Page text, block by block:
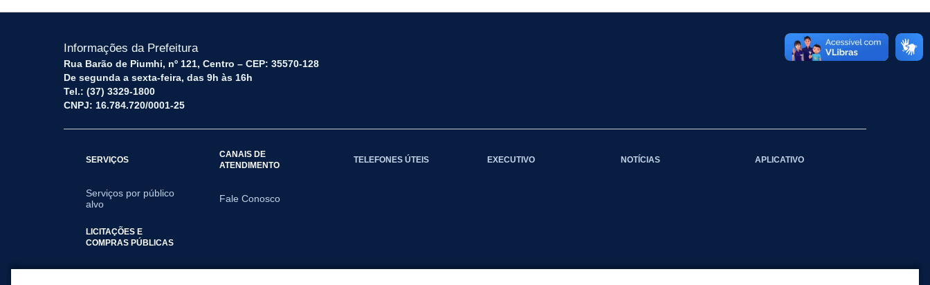
Informações da Prefeitura
Rua Barão de Piumhi, nº 121, Centro – CEP: 35570-128
De segunda a sexta-feira, das 9h às 16h
Tel.: (37) 3329-1800
CNPJ: 16.784.720/0001-25
SERVIÇOS
Serviços por público
alvo
CANAIS DE
ATENDIMENTO
Fale Conosco
TELEFONES ÚTEIS EXECUTIVO NOTÍCIAS APLICATIVO
LICITAÇÕES E
COMPRAS PÚBLICAS